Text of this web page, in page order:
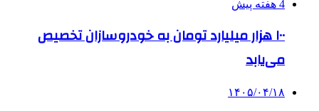
4 هفته پیش
۱۰۰ هزار میلیارد تومان به خودروسازان تخصیص
می‌یابد
۱۴۰۵/۰۴/۱۸